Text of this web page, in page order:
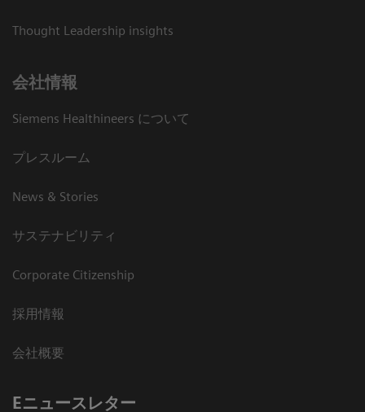
Thought Leadership insights
会社情報
Siemens Healthineers について
プレスルーム
News & Stories
サステナビリティ
Corporate Citizenship
採用情報
会社概要
Eニュースレター